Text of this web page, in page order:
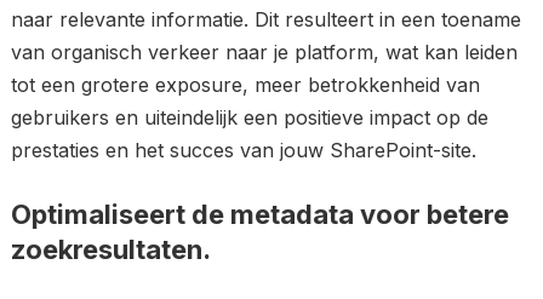
naar relevante informatie. Dit resulteert in een toename
van organisch verkeer naar je platform, wat kan leiden
tot een grotere exposure, meer betrokkenheid van
gebruikers en uiteindelijk een positieve impact op de
prestaties en het succes van jouw SharePoint-site.
Optimaliseert de metadata voor betere
zoekresultaten.